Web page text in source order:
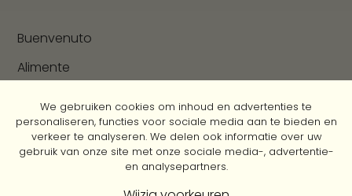
Buenvenuto
Alimente
Contact
Privacy Policy
We gebruiken cookies om inhoud en advertenties te
personaliseren, functies voor sociale media aan te bieden en
verkeer te analyseren. We delen ook informatie over uw
gebruik van onze site met onze sociale media-, advertentie-
en analysepartners.